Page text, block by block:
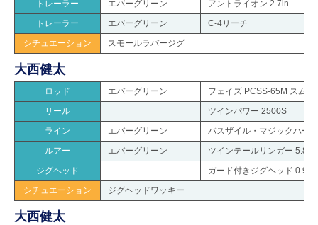
トレーラー
エバーグリーン
アントライオン 2.7in
トレーラー
エバーグリーン
C-4リーチ
シチュエーション
スモールラバージグ
大西健太
ロッド エバーグリーン
フェイズ PCSS-65M スムー
リール
ツインパワー 2500S
ライン
エバーグリーン
バスザイル・マジックハー
ルアー
エバーグリーン
ツインテールリンガー 5.8in
ジグヘッド
ガード付きジグヘッド 0.9g
シチュエーション
ジグヘッドワッキー
大西健太